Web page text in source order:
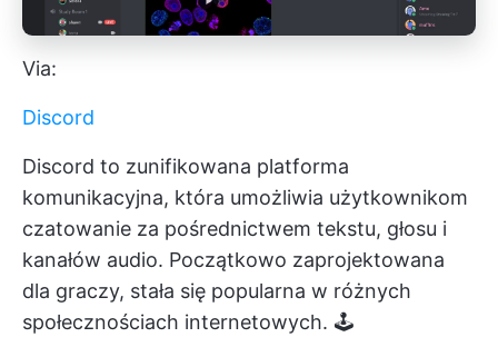
Via:
Discord
Discord to zunifikowana platforma
komunikacyjna, która umożliwia użytkownikom
czatowanie za pośrednictwem tekstu, głosu i
kanałów audio. Początkowo zaprojektowana
dla graczy, stała się popularna w różnych
społecznościach internetowych. 🕹️